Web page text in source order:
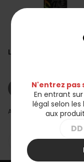
Longfill Dark Line 6/
Rupture de
Affichage 1-2 de 2
N'entrez pas
En entrant
légal selon
aux